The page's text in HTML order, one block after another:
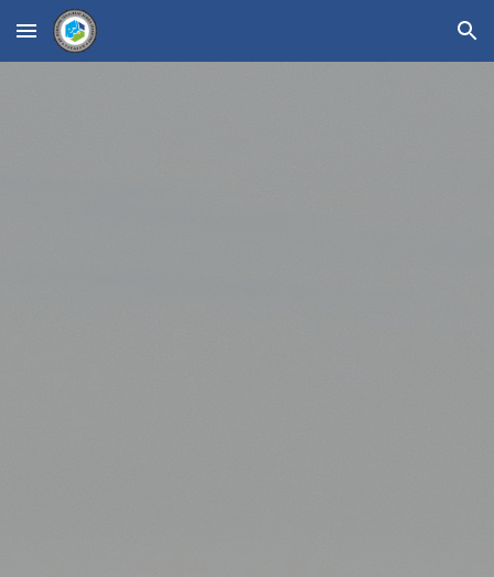
Skip to main content Skip to navigation